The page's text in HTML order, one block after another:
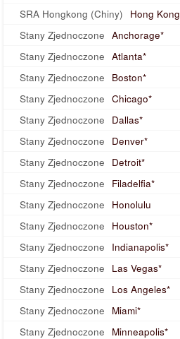
SRA Hongkong (Chiny)
Hong Kong
Stany Zjednoczone Anchorage*
Stany Zjednoczone Atlanta*
Stany Zjednoczone
Boston*
Stany Zjednoczone Chicago*
Stany Zjednoczone
Dallas*
Stany Zjednoczone
Denver*
Stany Zjednoczone
Detroit*
Stany Zjednoczone
Filadelfia*
Stany Zjednoczone
Honolulu
Stany Zjednoczone
Houston*
Stany Zjednoczone
Indianapolis*
Stany Zjednoczone
Las Vegas*
Stany Zjednoczone
Los Angeles*
Stany Zjednoczone
Miami*
Stany Zjednoczone
Minneapolis*